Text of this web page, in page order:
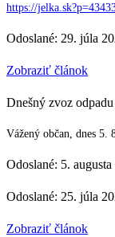
https://
Odoslané: 29. júla
Zobraziť článok
Dnešný zvoz odpadu
Vážený občan, dnes 5.
Odoslané: 5.
Odoslané: 25. júla
Zobraziť článok